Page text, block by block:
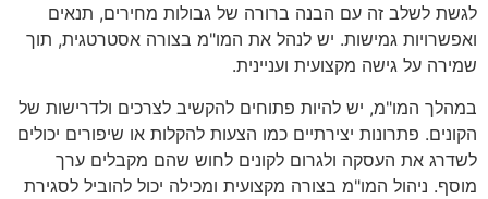
לגשת לשלב זה עם הבנה ברורה של גבולות מחירים, תנאים
ואפשרויות גמישות. יש לנהל את המו"מ בצורה אסטרטגית, תוך
שמירה על גישה מקצועית ועניינית.
במהלך המו"מ, יש להיות פתוחים להקשיב לצרכים ולדרישות של
הקונים. פתרונות יצירתיים כמו הצעות להקלות או שיפורים יכולים
לשדרג את העסקה ולגרום לקונים לחוש שהם מקבלים ערך
מוסף. ניהול המו"מ בצורה מקצועית ומכילה יכול להוביל לסגירת